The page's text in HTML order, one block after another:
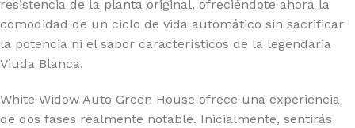
resistencia de la planta original, ofreciéndote ahora la
comodidad de un ciclo de vida automático sin sacrificar
la potencia ni el sabor característicos de la legendaria
Viuda Blanca.
White Widow Auto Green House ofrece una experiencia
de dos fases realmente notable. Inicialmente, sentirás